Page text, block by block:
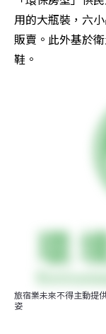
用的大瓶裝，六
販賣。此外基於
鞋。
旅宿業未來不得主動提
姿